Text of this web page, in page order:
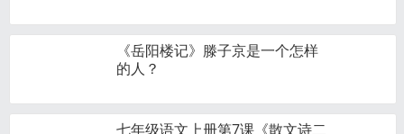
《岳阳楼记》滕子京是一个怎样
的人？
七年级语文上册第7课《散文诗二